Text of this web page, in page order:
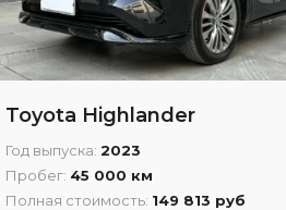
Toyota Highlander
Год выпуска: 2023
Пробег: 45 000 км
Полная стоимость: 149 813 руб